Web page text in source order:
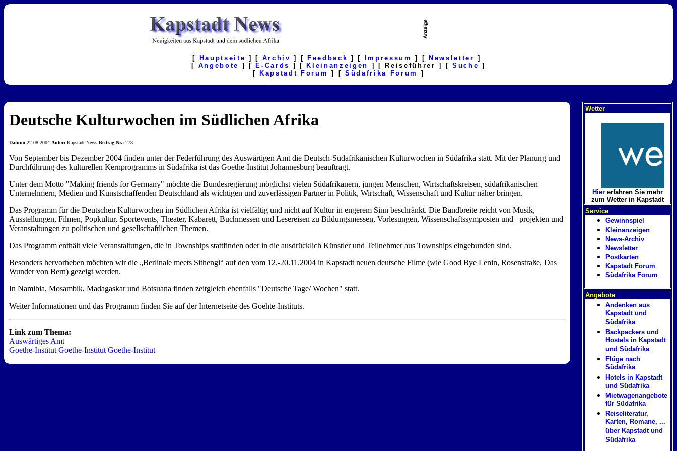
[ Hauptseite ] [ Archiv ] [ Feedback ] [ Impressum ] [ Newsletter ]
[ Angebote ] [ E-Cards ] [ Kleinanzeigen ] [ Reiseführer ] [Suche ]
[
Kapstadt Forum ] [ Südafrika Forum ]
Deutsche Kulturwochen im Südlichen Afrika
Datum: 22.08.2004 Autor: Kapstadt-News Beitrag Nr.: 278
Von September bis Dezember 2004 finden unter der Federführung des Auswärtigen Amt die Deutsch-Südafrikanischen Kulturwochen in Südafrika statt. Mit der Planung und
Durchführung des kulturellen Kernprogramms in Südafrika ist das Goethe-Institut Johannesburg beauftragt.
Unter dem Motto "Making friends for Germany" möchte die Bundesregierung möglichst vielen Südafrikanern, jungen Menschen, Wirtschaftskreisen, südafrikanischen
Unternehmern, Medien und Kunstschaffenden Deutschland als wichtigen und zuverlässigen Partner in Politik, Wirtschaft, Wissenschaft und Kultur näher bringen.
Das Programm für die Deutschen Kulturwochen im Südlichen Afrika ist vielfältig und nicht auf Kultur in engerem Sinn beschränkt. Die Bandbreite reicht von Musik,
Ausstellungen, Filmen, Popkultur, Sportevents, Theater, Kabarett, Buchmessen und Lesereisen zu Bildungsmessen, Vorlesungen, Wissenschaftssymposien und –projekten und
Veranstaltungen zu politischen und gesellschaftlichen Themen.
Das Programm enthält viele Veranstaltungen, die in Townships stattfinden oder in die ausdrücklich Künstler und Teilnehmer aus Townships eingebunden sind.
Besonders hervorheben möchten wir die „Berlinale meets Sithengi“ auf den vom 12.-20.11.2004 in Kapstadt neuen deutsche Filme (wie Good Bye Lenin, Rosenstraße, Das
Wunder von Bern) gezeigt werden.
In Namibia, Mosambik, Madagaskar und Botsuana finden zeitgleich ebenfalls "Deutsche Tage/ Wochen" statt.
Weiter Informationen und das Programm finden Sie auf der Internetseite des Goehte-Instituts.
Link zum Thema:
Auswärtiges Amt
Goethe-Institut Goethe-Institut Goethe-Institut
Wetter
Hier erfahren Sie mehr
zum Wetter in Kapstadt
Service
Gewinnspiel
Kleinanzeigen
News-Archiv
Newsletter
Postkarten
Kapstadt Forum
Südafrika Forum
Angebote
Andenken aus
Kapstadt und
Südafrika
Backpackers und
Hostels in Kapstadt
und Südafrika
Flüge nach
Südafrika
Hotels in Kapstadt
und Südafrika
Mietwagenangebote
für Südafrika
Reiseliteratur,
Karten, Romane, ...
über Kapstadt und
Südafrika